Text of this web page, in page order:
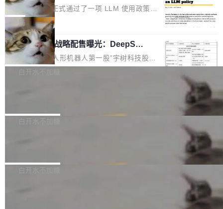
等内容展开系统讲解和实战交流，帮助企业进一
步了解开源鸿蒙在智能...
据：2025 年全年 10 亿次 commit。现在，每周
2.75 亿次，全年预计 140 亿次。GitHub...
上，Prime Agent + Opus 5 的组合达到了 95.
5% RHAE Best@1，超过了 ARC 报告的人类专
家基线 95.4%。 不是又一个 coding agent 包装
器 Prime Agent 的架构和市面上大多数 coding
agent 有本质区别。大多数 agent harness 的设
计是基于早期模型的能力—...
止，但你要承认哪些代码不是你写的
Rust 语言项目正式通过了一项 LLM 使用政策，
覆盖 rust-lang/rust 单一仓库的代码贡献。这不
是项目级别的官方立场，目前由五个团队采纳，
但它可能是主流开源项目中关于 AI 辅助贡献最
细致的一份规则。 政策的核心只有一句话：LLM
可以用来分析、提炼、审阅、建议，但不能用来
不得生成涉及安全性的关键变更，除非作者本身
局
宇树科技 IPO 战略配售曝光：DeepSe
ek 获配 93.3 万股，锁定 36 个月
8月6日晚间，“人形机器人第一股”宇树科技股份
有限公司披露IPO发行价格及战略配售结果，杭
36个月。 公告显示，本次宇树科技战略配售对
员工参与设立的专项资产管理计划。其中，Dee
白开水不加糖
Bug fixes and enhancements 修复多次传递同
一个回归问题，该问题导致拉取镜像时会拒绝包
白开水不加糖
e 孵化器项目管理委员会（IPMC）投票中获得
白开水不加糖